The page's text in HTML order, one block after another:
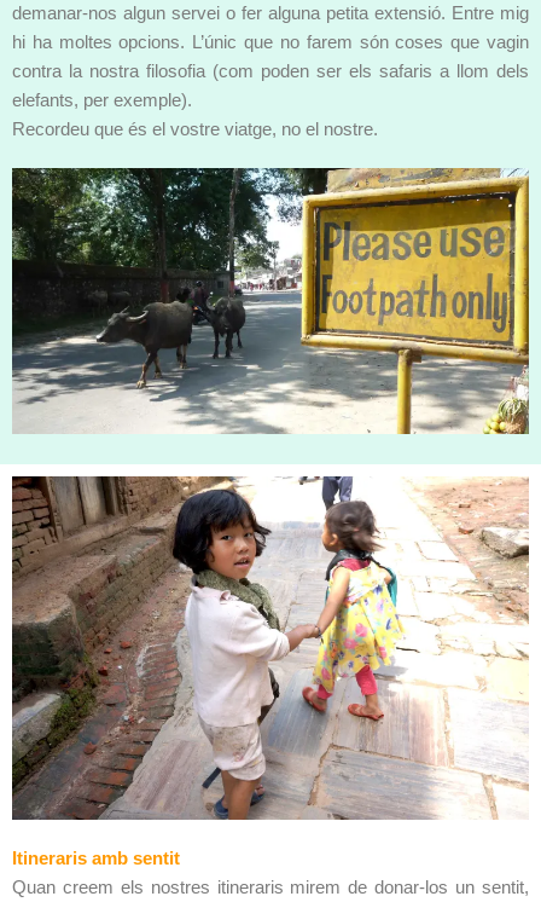
demanar-nos algun servei o fer alguna petita extensió. Entre mig
hi ha moltes opcions. L’únic que no farem són coses que vagin
contra la nostra filosofia (com poden ser els safaris a llom dels
elefants, per exemple).
Recordeu que és el vostre viatge, no el nostre.
Itineraris amb sentit
Quan creem els nostres itineraris mirem de donar-los un sentit,